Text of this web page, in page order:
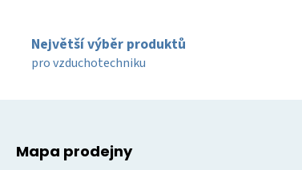
Největší výběr produktů
pro vzduchotechniku
Mapa prodejny